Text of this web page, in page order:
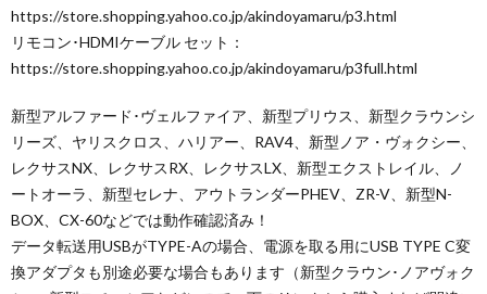
https://store.shopping.yahoo.co.jp/akindoyamaru/p3.html
リモコン･HDMIケーブル セット：
https://store.shopping.yahoo.co.jp/akindoyamaru/p3full.html
新型アルファード･ヴェルファイア、新型プリウス、新型クラウンシ
リーズ、ヤリスクロス、ハリアー、RAV4、新型ノア・ヴォクシー、
レクサスNX、レクサスRX、レクサスLX、新型エクストレイル、ノ
ートオーラ、新型セレナ、アウトランダーPHEV、ZR-V、新型N-
BOX、CX-60などでは動作確認済み！
データ転送用USBがTYPE-Aの場合、電源を取る用にUSB TYPE C変
換アダプタも別途必要な場合もあります（新型クラウン･ノアヴォク